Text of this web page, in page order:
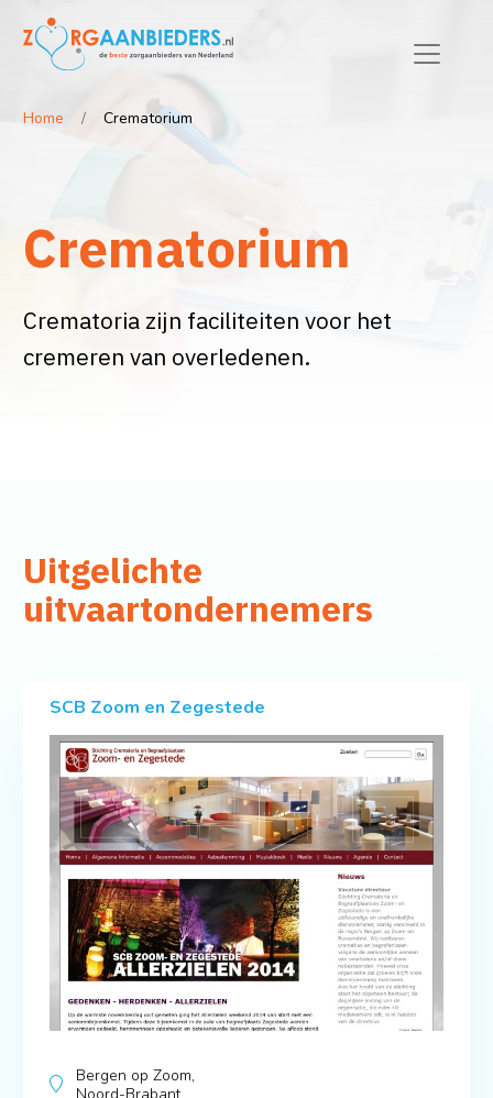
Home Crematorium
Crematorium
Crematoria zijn faciliteiten voor het
cremeren van overledenen.
Uitgelichte
uitvaartondernemers
SCB Zoom en Zegestede
Bergen op Zoom,